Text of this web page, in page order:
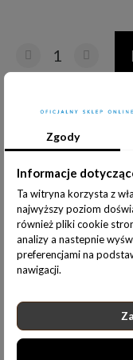
Opis
WYMIARY:
szerokość-23cm
Zgody
Informacje
Ta witryna korzysta z
najwyższy poziom
również pliki cookie
analizy a nastepnie
preferencjami na
nawigacji.